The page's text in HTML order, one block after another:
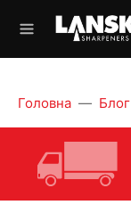
Головна Блог